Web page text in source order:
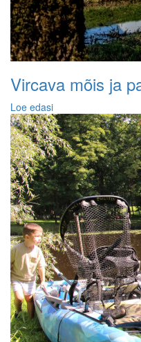
Vircava mõis ja
Loe edasi